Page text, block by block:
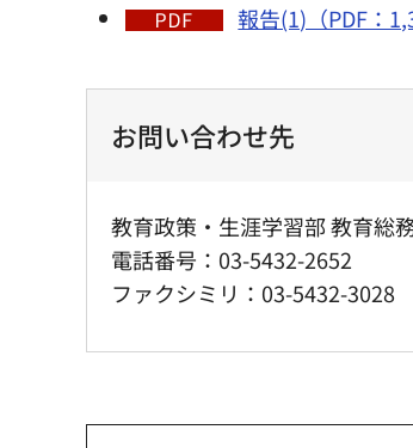
報告(1)（PDF：
お問い合わせ先
教育政策・生涯学習部 教育総
電話番号：03-5432-2652
ファクシミリ：03-5432-3028